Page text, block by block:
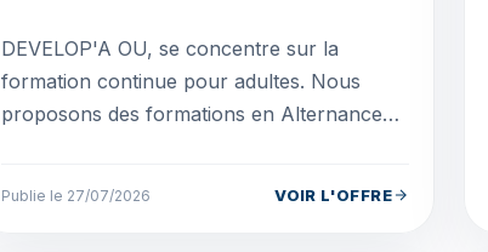
DEVELOP'A OU, se concentre sur la
formation continue pour adultes. Nous
proposons des formations en Alternance
Publie le 27/07/2026 VOIR L'OFFRE